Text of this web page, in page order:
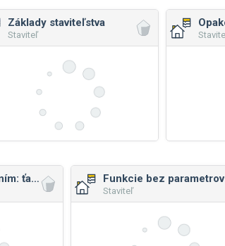
Základy staviteľstva
Staviteľ
Stavby s opakovaním: ťažšie Funkcie bez parametrov
Staviteľ